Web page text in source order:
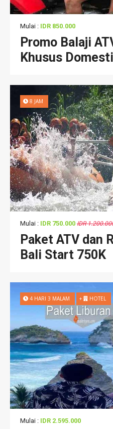
Mulai : IDR 850.000
Promo Balaji
Khusus
Mulai : IDR 750.000 IDR
Paket ATV dan
Bali Start 750K
8 JAM
Mulai : IDR 2.595.000
4 HARI 3 MALAM + HOTEL